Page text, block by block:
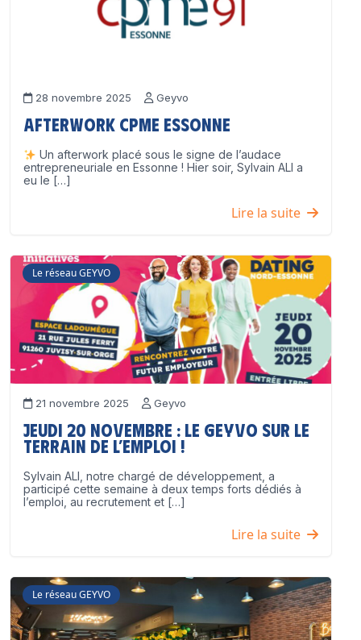
28 novembre 2025 Geyvo
Afterwork CPME Essonne
Un afterwork placé sous le signe de l’audace
entrepreneuriale en Essonne ! Hier soir, Sylvain ALI a
eu le […]
Lire la suite
Le réseau GEYVO
21 novembre 2025 Geyvo
Jeudi 20 novembre : le GEYVO sur le
terrain de l’emploi !
Sylvain ALI, notre chargé de développement, a
participé cette semaine à deux temps forts dédiés à
l’emploi, au recrutement et […]
Lire la suite
Le réseau GEYVO